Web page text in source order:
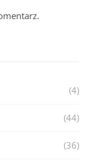
(4)
(44)
(36)